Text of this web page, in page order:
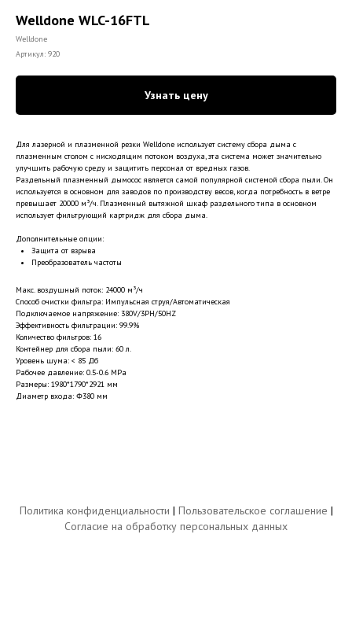
Welldone WLC-16FTL
Welldone
Артикул: 920
Узнать цену
Для лазерной и плазменной резки Welldone использует систему сбора дыма с
плазменным столом с нисходящим потоком воздуха, эта система может значительно
улучшить рабочую среду и защитить персонал от вредных газов.
Раздельный плазменный дымосос является самой популярной системой сбора пыли. Он
используется в основном для заводов по производству весов, когда потребность в ветре
превышает 20000 м³/ч. Плазменный вытяжной шкаф раздельного типа в основном
использует фильтрующий картридж для сбора дыма.
Дополнительные опции:
Защита от взрыва
Преобразователь частоты
Макс. воздушный поток: 24000 м³/ч
Способ очистки фильтра: Импульсная струя/Автоматическая
Подключаемое напряжение: 380V/3PH/50HZ
Эффективность фильтрации: 99.9%
Количество фильтров: 16
Контейнер для сбора пыли: 60 л.
Уровень шума: < 85 Дб
Рабочее давление: 0.5-0.6 MPa
Размеры: 1980*1790*2921 мм
Диаметр входа: Φ380 мм
Политика конфиденциальности | Пользовательское соглашение |
Согласие на обработку персональных данных